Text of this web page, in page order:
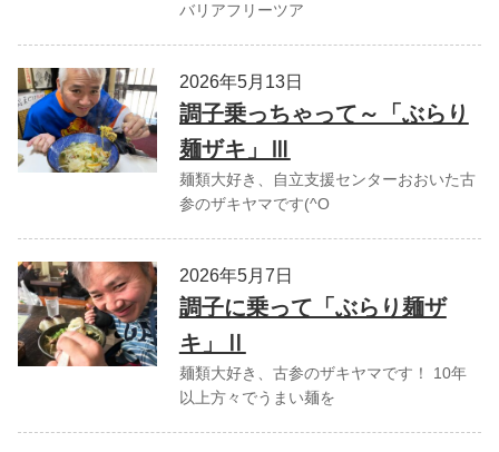
バリアフリーツア
2026年5月13日
調子乗っちゃって～「ぶらり
麺ザキ」Ⅲ
麺類大好き、自立支援センターおおいた古
参のザキヤマです(^O
2026年5月7日
調子に乗って「ぶらり麺ザ
キ」Ⅱ
麺類大好き、古参のザキヤマです！ 10年
以上方々でうまい麺を